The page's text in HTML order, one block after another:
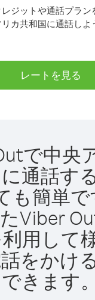
ジットや通話プラン
リカ共和国に通話しよ
レートを見る
で中央
通話す
も簡単で
Viber
用して
をかけ
できます。